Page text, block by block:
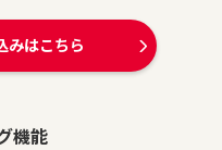
みはこちら
機能